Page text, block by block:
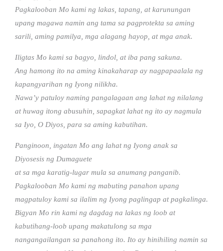
Pagkalooban Mo kami ng lakas, tapang, at karunungan
upang magawa namin ang tama sa pagprotekta sa aming
sarili, aming pamilya, mga alagang hayop, at mga anak.
Iligtas Mo kami sa bagyo, lindol, at iba pang sakuna.
Ang hamong ito na aming kinakaharap ay nagpapaalala ng
kapangyarihan ng Iyong nilikha.
Nawa’y patuloy naming pangalagaan ang lahat ng nilalang
at huwag itong abusuhin, sapagkat lahat ng ito ay nagmula
sa Iyo, O Diyos, para sa aming kabutihan.
Panginoon, ingatan Mo ang lahat ng Iyong anak sa
Diyosesis ng Dumaguete
at sa mga karatig-lugar mula sa anumang panganib.
Pagkalooban Mo kami ng mabuting panahon upang
magpatuloy kami sa ilalim ng Iyong paglingap at pagkalinga.
Bigyan Mo rin kami ng dagdag na lakas ng loob at
kabutihang-loob upang makatulong sa mga
nangangailangan sa panahong ito. Ito ay hinihiling namin sa